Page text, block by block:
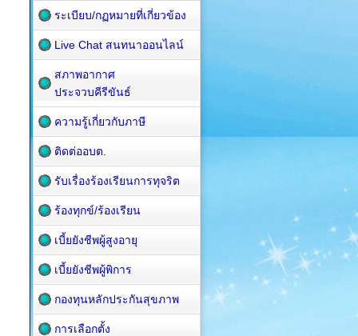
ระเบียบ/กฏหมายที่เกี่ยวข้อง
Live Chat สนทนาออนไลน์
สภาพอากาศ
ประจวบคีรีขันธ์
ความรู้เกี่ยวกับภาษี
ติดต่ออบต.
รับเรื่องร้องเรียนการทุจริต
ร้องทุกข์/ร้องเรียน
เบี้ยยังชีพผู้สูงอายุ
เบี้ยยังชีพผู้พิการ
กองทุนหลักประกันสุขภาพ
การเลือกตั้ง